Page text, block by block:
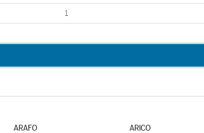
1
ARAFO ARICO